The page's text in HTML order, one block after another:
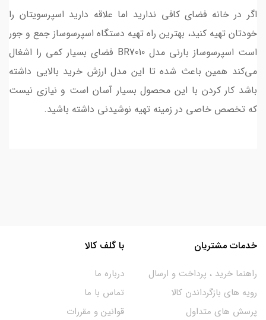
اگر در خانه فضای کافی ندارید اما علاقه دارید اسپرسویتان را
خودتان تهیه کنید، بهترین راه تهیه دستگاه اسپرسوساز جمع‌ و‌ جور
است اسپرسوساز بارنی مدل BR7010 فضای بسیار کمی را اشغال
می‌کند همین باعث شده تا این مدل ارزش خرید بالایی داشته
باشد کار کردن با این محصول بسیار آسان است و نیازی نیست
که تخصص خاصی در زمینه تهیه نوشیدنی داشته باشید.
خدمات مشتریان
راهنما خرید ، پرداخت و ارسال
رویه های بازگرداندن کالا
پرسش های متداول
با گلف کالا
درباره ما
تماس با ما
قوانین و مقررات